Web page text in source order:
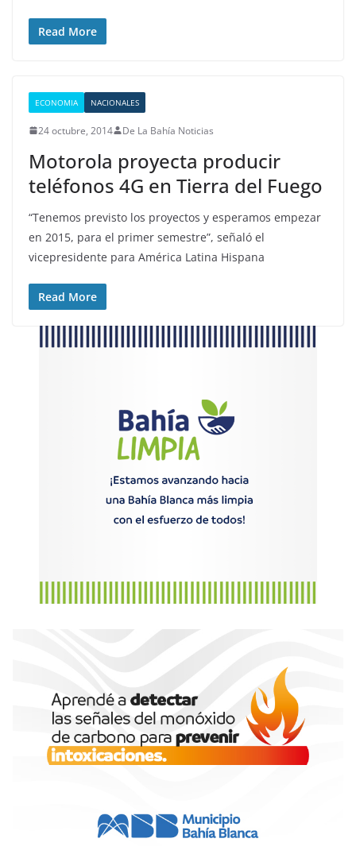
Read More
ECONOMIA NACIONALES
24 octubre, 2014 De La Bahía Noticias
Motorola proyecta producir
teléfonos 4G en Tierra del Fuego
“Tenemos previsto los proyectos y esperamos empezar
en 2015, para el primer semestre”, señaló el
vicepresidente para América Latina Hispana
Read More